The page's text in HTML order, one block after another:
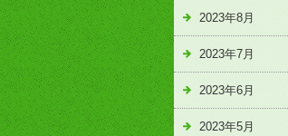
2023年8月
2023年7月
2023年6月
2023年5月